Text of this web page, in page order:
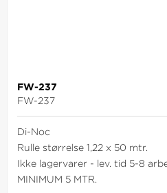
FW-237
FW-237
Di-Noc
Rulle størrelse 1,22 x 50 mtr.
Ikke lagervarer - lev. tid 5-8
MINIMUM 5 MTR.